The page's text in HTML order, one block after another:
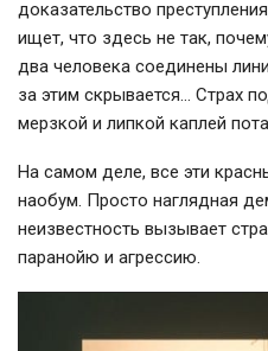
доказательство
ищет, что здесь не так,
два человека соединены
за этим скрывается… Страх
мерзкой и липкой каплей
На самом деле, все эти
наобум. Просто наглядная
неизвестность вызывает
паранойю и агрессию.